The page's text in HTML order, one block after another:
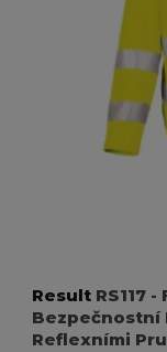
Result RS117 -
Bezpečnostní
Reflexními